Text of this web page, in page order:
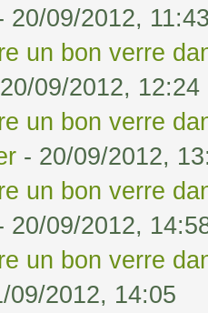
20/09/2012,
un bon verre
09/2012, 12:24
un bon verre
- 20/09/2012,
un bon verre
20/09/2012,
un bon verre
09/2012, 14:05